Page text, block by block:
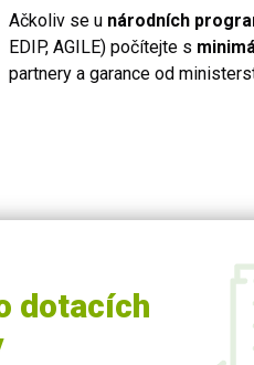
Ačkoliv se u národních
EDIP, AGILE) počítejte s
partnery a garance od
dotacích